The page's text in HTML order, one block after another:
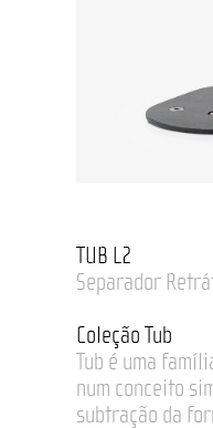
TUB L2
Separador
Coleção Tub
Tub é uma
num conceito
subtração da